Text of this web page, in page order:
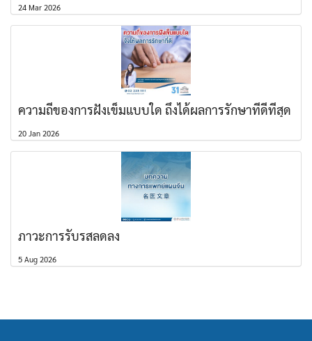
24 Mar 2026
ความถี่ของการฝังเข็มแบบใด ถึงได้ผลการรักษาที่ดีที่สุด
20 Jan 2026
ภาวะการรับรสลดลง
5 Aug 2026